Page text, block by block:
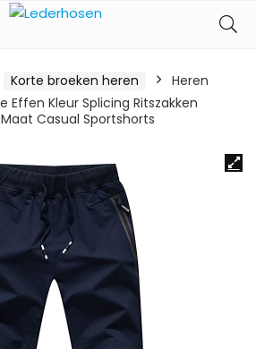
Korte broeken heren
Heren
Effen Kleur Splicing Ritszakken
Casual Sportshorts